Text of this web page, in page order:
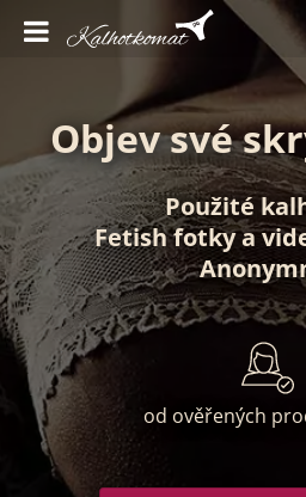
Objev své
Použité
Fetish fotkya
od ověřených